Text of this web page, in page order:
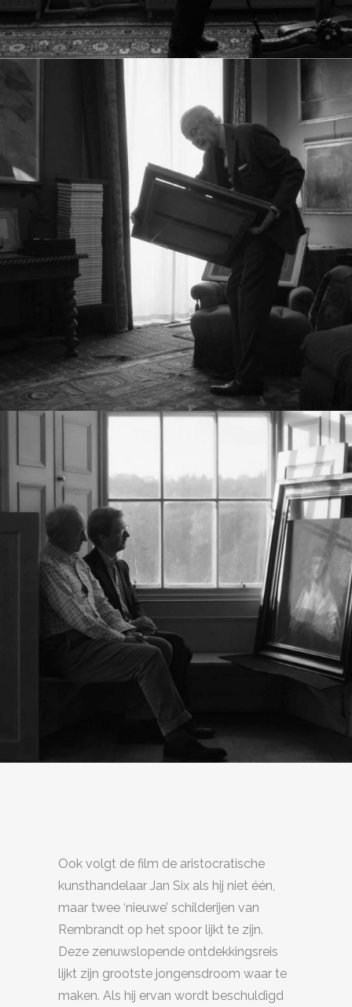
Ook volgt de film de aristocratische
kunsthandelaar Jan Six als hij niet één,
maar twee ‘nieuwe’ schilderijen van
Rembrandt op het spoor lijkt te zijn.
Deze zenuwslopende ontdekkingsreis
lijkt zijn grootste jongensdroom waar te
maken. Als hij ervan wordt beschuldigd